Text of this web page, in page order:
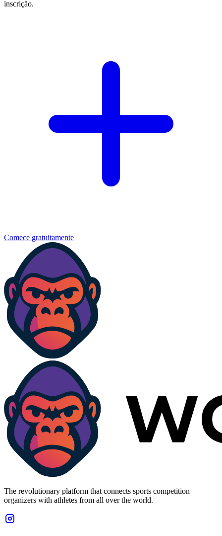
inscrição.
Comece gratuitamente
The revolutionary platform that connects sports competition
organizers with athletes from all over the world.